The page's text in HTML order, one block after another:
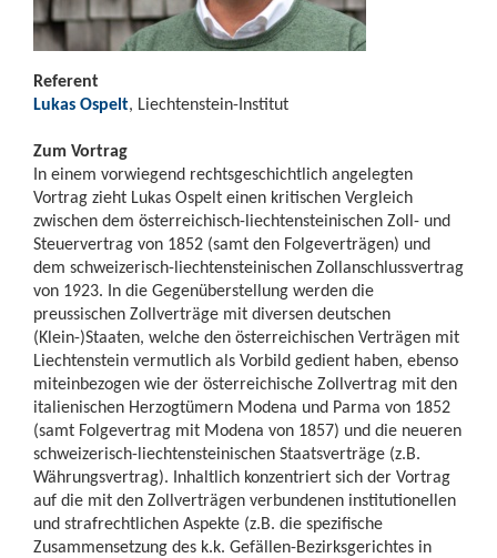
Referent
Lukas Ospelt, Liechtenstein-Institut
Zum Vortrag
In einem vorwiegend rechtsgeschichtlich angelegten
Vortrag zieht Lukas Ospelt einen kritischen Vergleich
zwischen dem österreichisch-liechtensteinischen Zoll- und
Steuervertrag von 1852 (samt den Folgeverträgen) und
dem schweizerisch-liechtensteinischen Zollanschlussvertrag
von 1923. In die Gegenüberstellung werden die
preussischen Zollverträge mit diversen deutschen
(Klein-)Staaten, welche den österreichischen Verträgen mit
Liechtenstein vermutlich als Vorbild gedient haben, ebenso
miteinbezogen wie der österreichische Zollvertrag mit den
italienischen Herzogtümern Modena und Parma von 1852
(samt Folgevertrag mit Modena von 1857) und die neueren
schweizerisch-liechtensteinischen Staatsverträge (z.B.
Währungsvertrag). Inhaltlich konzentriert sich der Vortrag
auf die mit den Zollverträgen verbundenen institutionellen
und strafrechtlichen Aspekte (z.B. die spezifische
Zusammensetzung des k.k. Gefällen-Bezirksgerichtes in